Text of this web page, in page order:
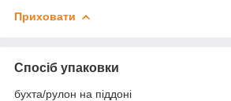
Приховати
Спосіб упаковки
бухта/рулон на піддоні